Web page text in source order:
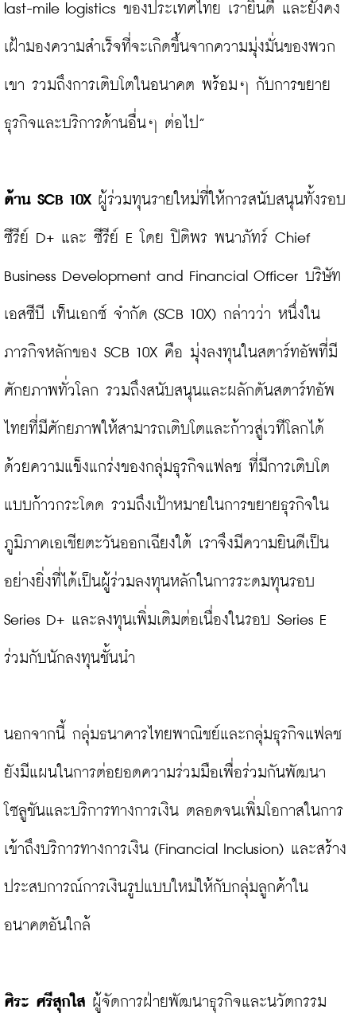
last-mile logistics ของประเทศไทย เรายินดี และยังคง
เฝ้ามองความสำเร็จที่จะเกิดขึ้นจากความมุ่งมั่นของพวก
เขา รวมถึงการเติบโตในอนาคต พร้อมๆ กับการขยาย
ธุรกิจและบริการด้านอื่นๆ ต่อไป”
ด้าน SCB 10X ผู้ร่วมทุนรายใหม่ที่ให้การสนับสนุนทั้งรอบ
ซีรีย์ D+ และ ซีรีย์ E โดย ปิติพร พนาภัทร์ Chief
Business Development and Financial Officer บริษัท
เอสซีบี เท็นเอกซ์ จำกัด (SCB 10X) กล่าวว่า หนึ่งใน
ภารกิจหลักของ SCB 10X คือ มุ่งลงทุนในสตาร์ทอัพที่มี
ศักยภาพทั่วโลก รวมถึงสนับสนุนและผลักดันสตาร์ทอัพ
ไทยที่มีศักยภาพให้สามารถเติบโตและก้าวสู่เวทีโลกได้
ด้วยความแข็งแกร่งของกลุ่มธุรกิจแฟลช ที่มีการเติบโต
แบบก้าวกระโดด รวมถึงเป้าหมายในการขยายธุรกิจใน
ภูมิภาคเอเชียตะวันออกเฉียงใต้ เราจึงมีความยินดีเป็น
อย่างยิ่งที่ได้เป็นผู้ร่วมลงทุนหลักในการระดมทุนรอบ
Series D+ และลงทุนเพิ่มเติมต่อเนื่องในรอบ Series E
ร่วมกับนักลงทุนชั้นนำ
นอกจากนี้ กลุ่มธนาคารไทยพาณิชย์และกลุ่มธุรกิจแฟลช
ยังมีแผนในการต่อยอดความร่วมมือเพื่อร่วมกันพัฒนา
โซลูชันและบริการทางการเงิน ตลอดจนเพิ่มโอกาสในการ
เข้าถึงบริการทางการเงิน (Financial Inclusion) และสร้าง
ประสบการณ์การเงินรูปแบบใหม่ให้กับกลุ่มลูกค้าใน
อนาคตอันใกล้
ศิระ ศรีสุกใส ผู้จัดการฝ่ายพัฒนาธุรกิจและนวัตกรรม